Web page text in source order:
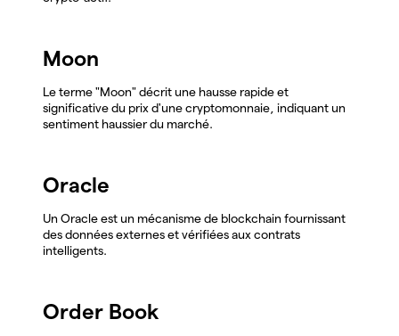
Moon
Le terme "Moon" décrit une hausse rapide et
significative du prix d'une cryptomonnaie, indiquant un
sentiment haussier du marché.
Oracle
Un Oracle est un mécanisme de blockchain fournissant
des données externes et vérifiées aux contrats
intelligents.
Order Book